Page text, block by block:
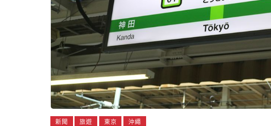
新聞 旅遊 東京 沖繩